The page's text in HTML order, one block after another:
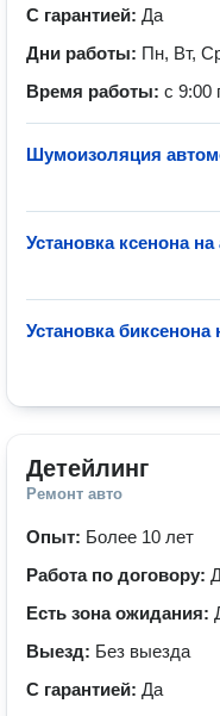
С гарантией: Да
Дни работы: Пн, Вт,
Время работы: с 9:00
Шумоизоляция
Установка ксенона
Установка
Детейлинг
Ремонт авто
Опыт: Более 10 лет
Работа по договору:
Есть зона ожидания:
Выезд: Без выезда
С гарантией: Да